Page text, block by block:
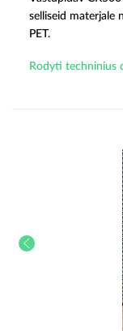
selliseid materjale
PET.
Rodyti techninius